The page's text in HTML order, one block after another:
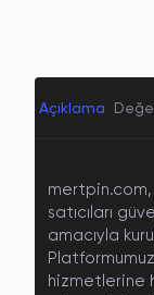
Açıklama
mertpin.com,
satıcıları
amacıyla
hizmetlerine